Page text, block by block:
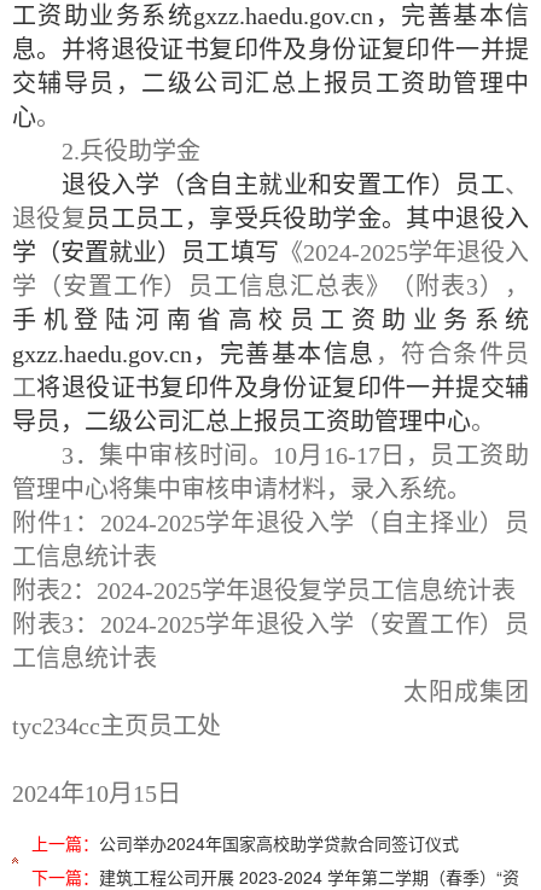
工资助业务系统gxzz.haedu.gov.cn，完善基本信
息。并将退役证书复印件及身份证复印件一并提
交辅导员，二级公司汇总上报员工资助管理中
心。
2.兵役助学金
退役入学（含自主就业和安置工作）员工、
退役复 员工员工，享受兵役助学金。其中退役入
学（安置就业）员工填写 《2024-2025学年退役入
学（安置工作）员工信息汇总表》（附表3），
手机登陆河南省高校员工资助业务系统
gxzz.haedu.gov.cn，完善基本信息 ，符合条件员
工将退役证书复印件及身份证复印件一并提交辅
导员，二级公司汇总上报员工资助管理中心。
3．集中审核时间。10月 1 6-17日，员工资助
管理中心将集中审核申请材料，录入系统。
附件1：2024-2025学年退役入学（自主择业）员
工信息统计表
附表2：2024-2025学年退役复学员工信息统计表
附表3：2024-2025学年退役入学（安置工作）员
工信息统计表
太阳成集团
tyc234cc主页员工处
2024年10月15日
上一篇： 公司举办2024年国家高校助学贷款合同签订仪式
下一篇： 建筑工程公司开展 2023-2024 学年第二学期（春季）“资